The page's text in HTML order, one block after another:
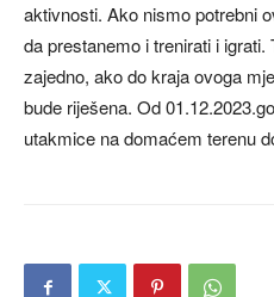
aktivnosti. Ako nismo potrebni
da prestanemo i trenirati i
zajedno, ako do kraja ovoga
bude riješena. Od
utakmice na domaćem terenu